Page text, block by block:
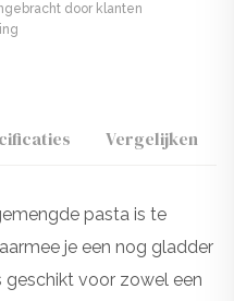
Vergelijken
pasta is te
je een nog gladder
geschikt voor zowel een
door klanten